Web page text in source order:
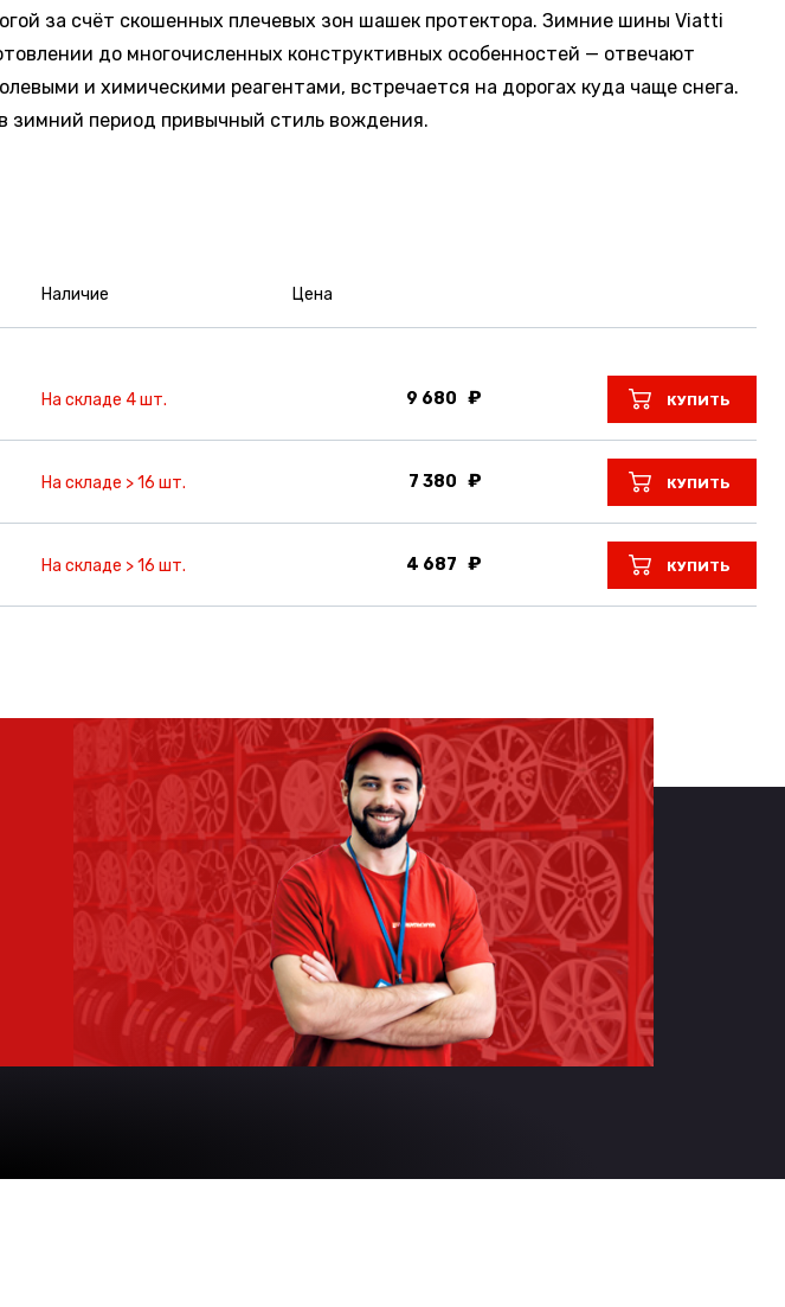
за счёт скошенных плечевых зон шашек протектора. Зимние шины Viatti
до многочисленных конструктивных особенностей — отвечают
и химическими реагентами, встречается на дорогах куда чаще снега.
зимний период привычный стиль вождения.
Наличие Цена
На складе 4 шт. 9 680 КУПИТЬ
На складе > 16 шт. 7 380 КУПИТЬ
На складе > 16 шт. 4 687 КУПИТЬ